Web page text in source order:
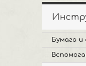
Бумага и